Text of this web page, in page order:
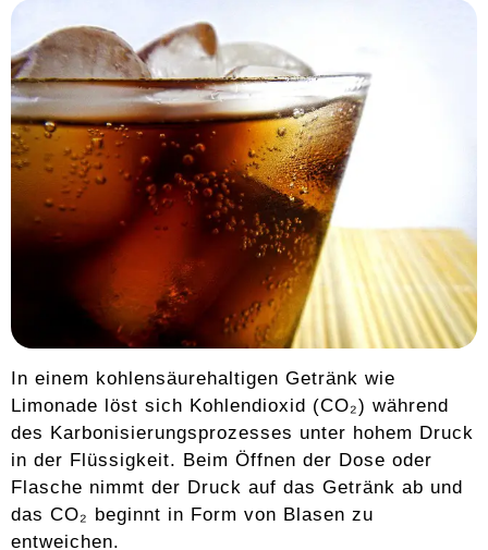
In einem kohlensäurehaltigen Getränk wie
Limonade löst sich Kohlendioxid (CO₂) während
des Karbonisierungsprozesses unter hohem Druck
in der Flüssigkeit. Beim Öffnen der Dose oder
Flasche nimmt der Druck auf das Getränk ab und
das CO₂ beginnt in Form von Blasen zu
entweichen.